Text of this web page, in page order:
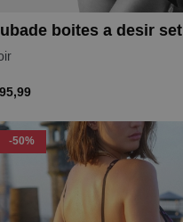
boites a desir set
-50%